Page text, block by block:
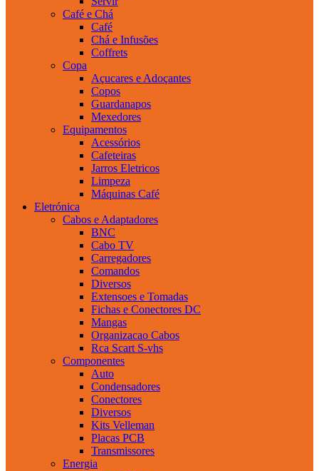
Café e Chá
Café
Chá e Infusões
Coffrets
Copa
Açucares e Adoçantes
Copos
Guardanapos
Mexedores
Equipamentos
Acessórios
Cafeteiras
Jarros Eletricos
Limpeza
Máquinas Café
Eletrónica
Cabos e Adaptadores
BNC
Cabo TV
Carregadores
Comandos
Diversos
Extensoes e Tomadas
Fichas e Conectores DC
Mangas
Organizacao Cabos
Rca Scart S-vhs
Componentes
Auto
Condensadores
Conectores
Diversos
Kits Velleman
Placas PCB
Transmissores
Energia